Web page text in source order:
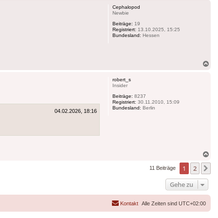
Cephalopod
Newbie
Beiträge: 19
Registriert: 13.10.2025, 15:25
Bundesland: Hessen
robert_s
Insider
Beiträge: 8237
Registriert: 30.11.2010, 15:09
Bundesland: Berlin
04.02.2026, 18:16
11 Beiträge 1 2
Gehe zu
Alle Zeiten sind UTC+02:00
Kontakt